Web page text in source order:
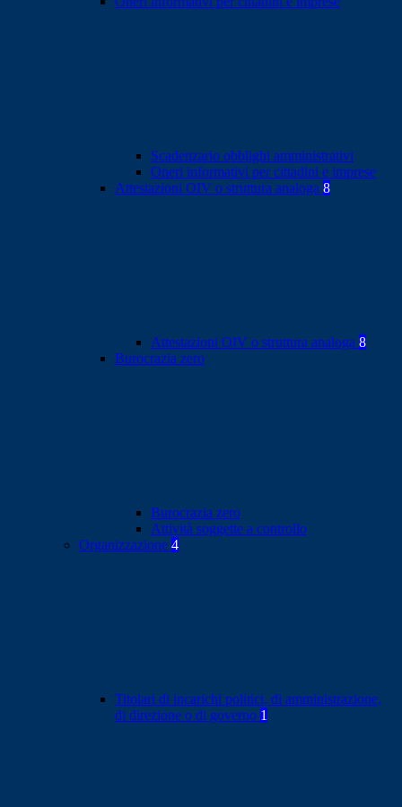
Scadenzario obblighi amministrativi
Oneri informativi per cittadini e imprese
Attestazioni OIV o struttura analoga 8
Attestazioni OIV o struttura analoga 8
Burocrazia zero
Burocrazia zero
Attività soggette a controllo
Organizzazione 4
Titolari di incarichi politici, di amministrazione,
di direzione o di governo 1